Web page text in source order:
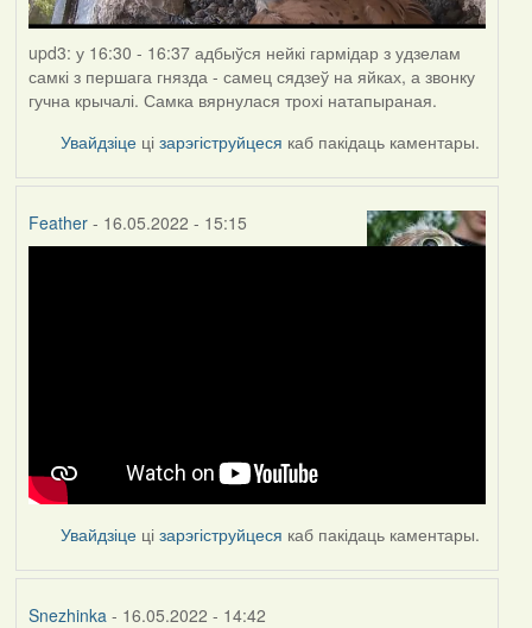
upd3: у 16:30 - 16:37 адбыўся нейкі гармідар з удзелам
самкі з першага гнязда - самец сядзеў на яйках, а звонку
гучна крычалі. Самка вярнулася трохі натапыраная.
Увайдзіце цізарэгіструйцеся каб пакідаць каментары.
Feather- 16.05.2022 - 15:15
Увайдзіце цізарэгіструйцеся каб пакідаць каментары.
Snezhinka - 16.05.2022 - 14:42